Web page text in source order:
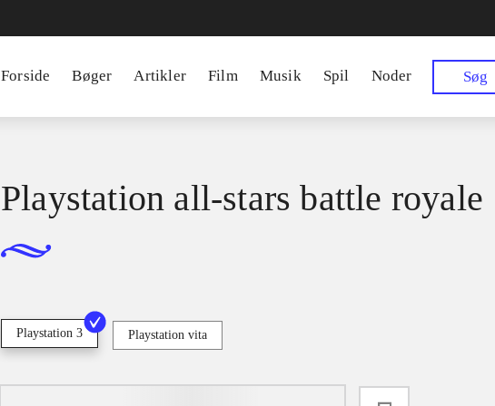
Forside Bøger Artikler Film Musik Spil Noder Søg
Playstation all-stars battle royale
Playstation 3 Playstation vita